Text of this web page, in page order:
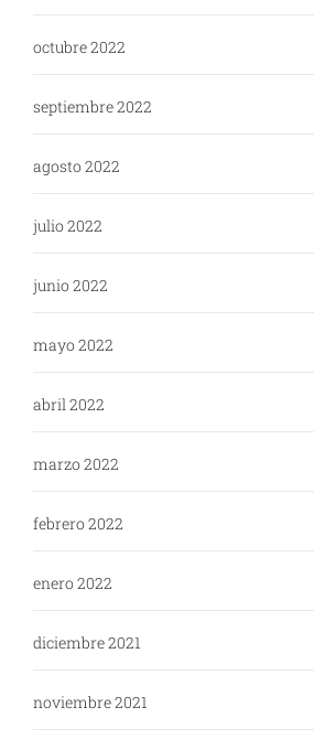
octubre 2022
septiembre 2022
agosto 2022
julio 2022
junio 2022
mayo 2022
abril 2022
marzo 2022
febrero 2022
enero 2022
diciembre 2021
noviembre 2021